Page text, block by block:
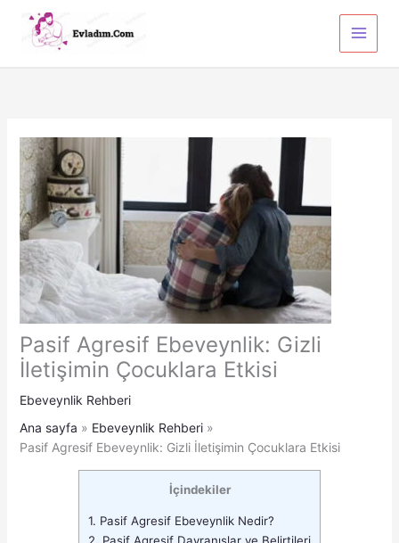
Pasif Agresif Ebeveynlik: Gizli
İletişimin Çocuklara Etkisi
Ebeveynlik Rehberi
Ana sayfa
Ebeveynlik Rehberi
Pasif Agresif Ebeveynlik: Gizli İletişimin Çocuklara Etkisi
İçindekiler
1. Pasif Agresif Ebeveynlik Nedir?